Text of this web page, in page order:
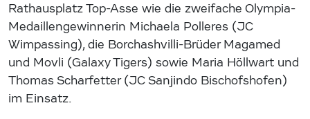
Rathausplatz Top-Asse wie die zweifache Olympia-
Medaillengewinnerin Michaela Polleres (JC
Wimpassing), die Borchashvilli-Brüder Magamed
und Movli (Galaxy Tigers) sowie Maria Höllwart und
Thomas Scharfetter (JC Sanjindo Bischofshofen)
im Einsatz.